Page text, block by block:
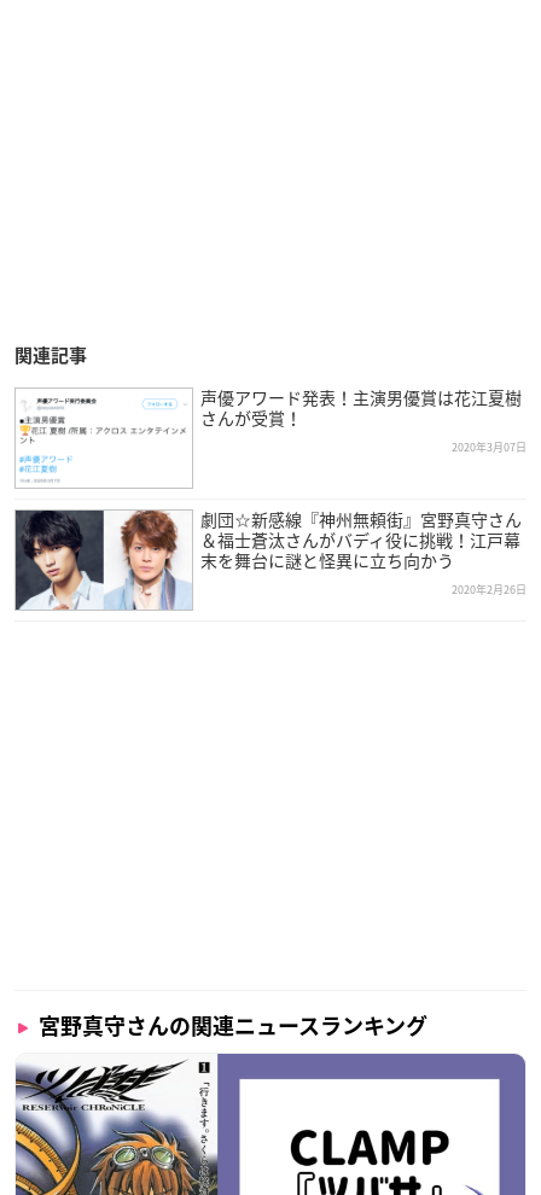
関連記事
声優アワード発表！主演男優賞は花江夏樹
さんが受賞！
2020年3月07日
劇団☆新感線『神州無頼街』宮野真守さん
＆福士蒼汰さんがバディ役に挑戦！江戸幕
末を舞台に謎と怪異に立ち向かう
2020年2月26日
宮野真守さんの関連ニュースランキング